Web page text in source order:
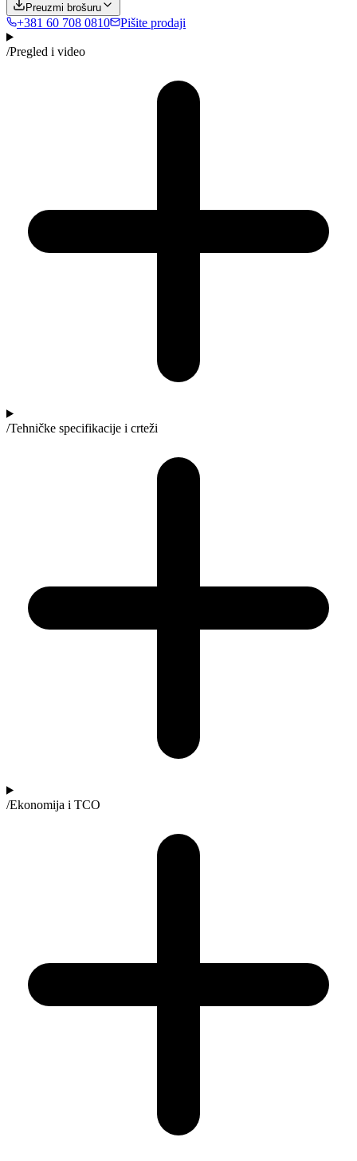
Preuzmi brošuru
+381 60 708 0810 Pišite prodaji
/Pregled i video
/Tehničke specifikacije i crteži
/Ekonomija i TCO